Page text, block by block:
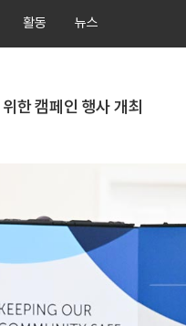
활동 뉴스
한 캠페인 행사 개최